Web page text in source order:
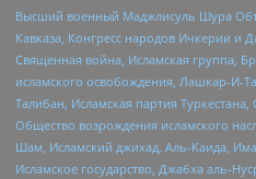
Высший военный Маджлисуль Шура
Кавказа, Конгресс народов Ичкерии и
Священная война, Исламская группа,
исламского освобождения, Лашкар-И-
Талибан, Исламская партия
Общество возрождения исламского
Шам, Исламский джихад, Аль-Каида,
Исламское государство, Джабха аль-